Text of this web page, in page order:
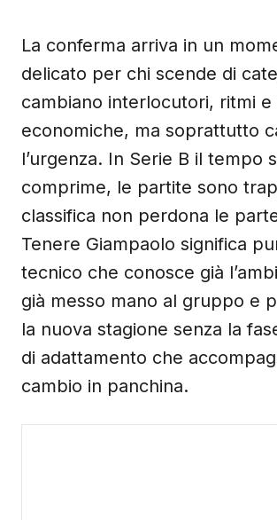
La conferma arriva in un
delicato per chi scende di
cambiano interlocutori, ritmi e
economiche, ma soprattutto
l’urgenza. In Serie B il tempo
comprime, le partite sono
classifica non perdona le
Tenere Giampaolo significa
tecnico che conosce già
già messo mano al gruppo e
la nuova stagione senza la
di adattamento che
cambio in panchina.